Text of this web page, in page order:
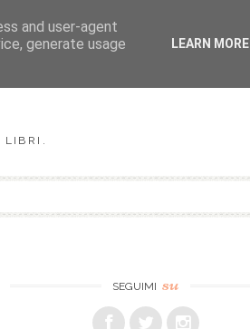
LIBRI.
SEGUIMI su
and user-agent
generate usage
LEARN MORE